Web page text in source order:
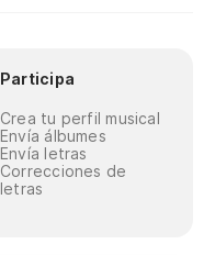
Participa
Crea tu perfil musical
Envía álbumes
Envía letras
Correcciones de
letras